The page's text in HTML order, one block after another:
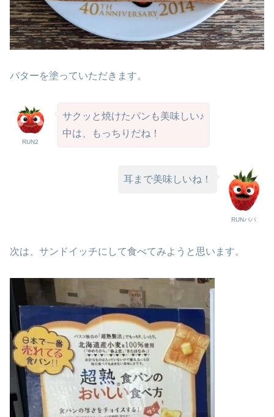
バターを塗っていただきます。
RUN2
サクッと焼けたパンも美味しい♪
中は、もっちりだね！
RUNパパ
耳まで美味しいね！
次は、サンドイッチにして食べてみようと思います。